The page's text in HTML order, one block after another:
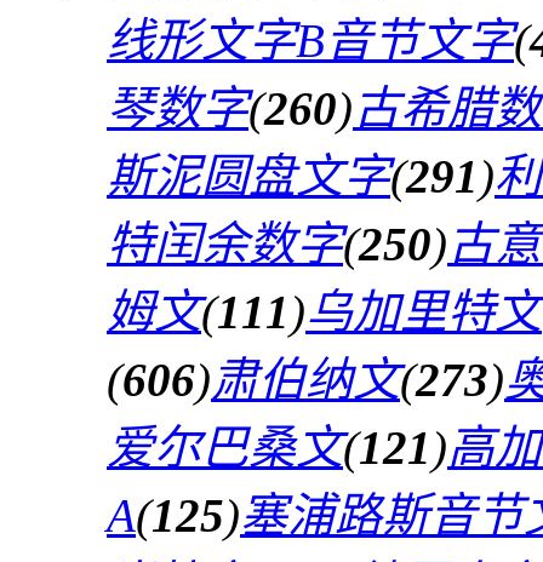
线形文字B音节文字(
琴数字(260)古希腊
斯泥圆盘文字(291)
特闰余数字(250)古
姆文(111)乌加里特文
(606)肃伯纳文(273)
爱尔巴桑文(121)高
A(125)塞浦路斯音节